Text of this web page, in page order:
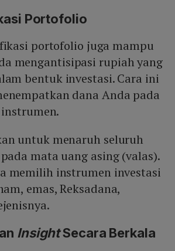
Portofolio
portofolio juga mampu
mengantisipasi rupiah yang
bentuk investasi. Cara ini
dana Anda pada
untuk menaruh seluruh
mata uang asing (valas).
memilih instrumen investasi
emas, Reksadana,
InsightSecara Berkala